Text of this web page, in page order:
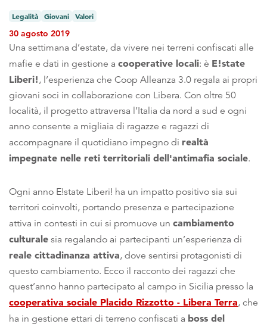
Legalità Giovani Valori
30 agosto 2019
Una settimana d’estate, da vivere nei terreni confiscati alle
mafie e dati in gestione a cooperative locali: è E!state
Liberi!, l’esperienza che Coop Alleanza 3.0 regala ai propri
giovani soci in collaborazione con Libera. Con oltre 50
località, il progetto attraversa l’Italia da nord a sud e ogni
anno consente a migliaia di ragazze e ragazzi di
accompagnare il quotidiano impegno di realtà
impegnate nelle reti territoriali dell'antimafia sociale.
Ogni anno E!state Liberi! ha un impatto positivo sia sui
territori coinvolti, portando presenza e partecipazione
attiva in contesti in cui si promuove un cambiamento
culturale sia regalando ai partecipanti un’esperienza di
reale cittadinanza attiva, dove sentirsi protagonisti di
questo cambiamento. Ecco il racconto dei ragazzi che
quest’anno hanno partecipato al campo in Sicilia presso la
cooperativa sociale Placido Rizzotto - Libera Terra, che
ha in gestione ettari di terreno confiscati a boss del